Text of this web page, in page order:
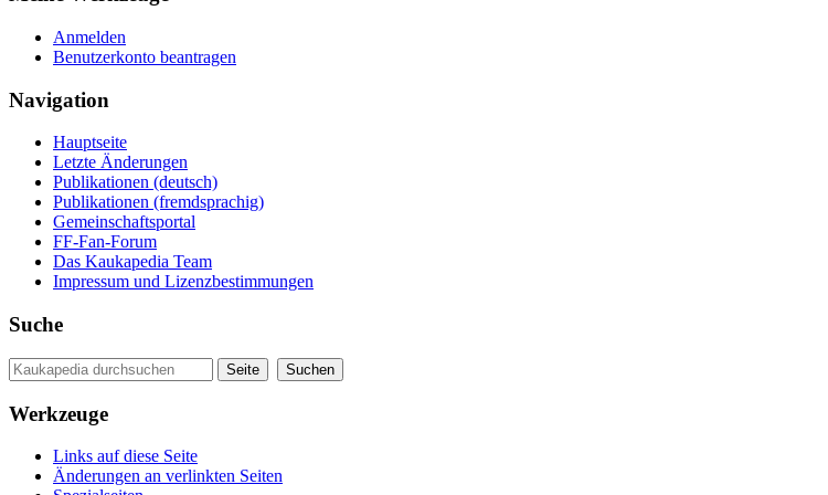
Anmelden
Benutzerkonto beantragen
Navigation
Hauptseite
Letzte Änderungen
Publikationen (deutsch)
Publikationen (fremdsprachig)
Gemeinschaftsportal
FF-Fan-Forum
Das Kaukapedia Team
Impressum und Lizenzbestimmungen
Suche
Werkzeuge
Links auf diese Seite
Änderungen an verlinkten Seiten